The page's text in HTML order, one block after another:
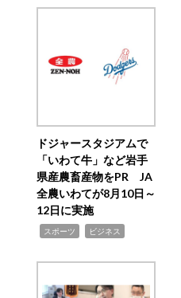
ドジャースタジアムで
「いわて牛」など岩手
県産農畜産物をPR JA
全農いわてが8月10日～
12日に実施
スポーツ ビジネス